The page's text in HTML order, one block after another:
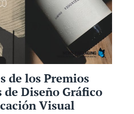
de los Premios
de Diseño Gráfico
Visual